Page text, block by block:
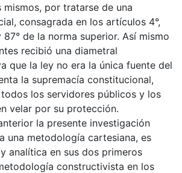
por tratarse de una
consagrada en los artículos 4°,
87° de la norma superior. Así mismo
recibió una diametral
que la ley no era la única fuente del
la supremacía constitucional,
los servidores públicos y los
velar por su protección.
la presente investigación
una metodología cartesiana, es
analítica en sus dos primeros
constructivista en los